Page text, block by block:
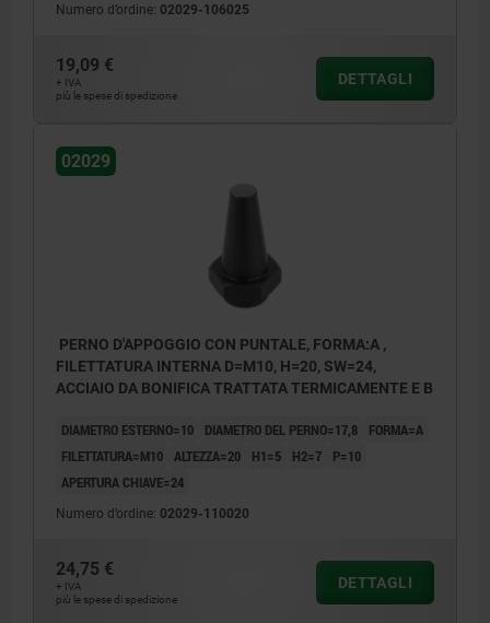
Numero d’ordine: 02029-106025
19,09 €
+ IVA
più le spese di spedizione
DETTAGLI
02029
PERNO D'APPOGGIO CON PUNTALE, FORMA:A ,
FILETTATURA INTERNA D=M10, H=20, SW=24,
ACCIAIO DA BONIFICA TRATTATA TERMICAMENTE E B
DIAMETRO ESTERNO=10 DIAMETRO DEL PERNO=17,8
FORMA=A
FILETTATURA=M10 ALTEZZA=20 H1=5 H2=7
P=10
APERTURA CHIAVE=24
Numero d’ordine: 02029-110020
24,75 €
+ IVA
più le spese di spedizione
DETTAGLI